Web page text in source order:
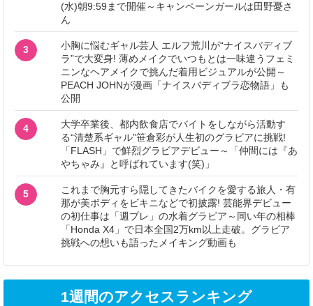
(水)朝9:59まで開催～キャンペーンガールは田野憂さ
ん
3
小胸に悩むギャル芸人 エルフ荒川が“ナイスバディブ
ラ”で大変身! 薄めメイクでいつもとは一味違うフェミ
ニンなヘアメイクで挑んだ着用ビジュアルが公開～
PEACH JOHNが漫画「ナイスバディブラ恋物語」も
公開
4
大学卒業後、都内飲食店でバイトをしながら活動す
る“清楚系ギャル”笹倉彩が人生初のグラビアに挑戦!
「FLASH」で鮮烈グラビアデビュー～「仲間には『あ
やちゃみ』と呼ばれています(笑)」
5
これまで胸元すら隠してきたバイクを愛する旅人・有
那が美ボディをビキニなどで初披露! 芸能界デビュー
の初仕事は「週プレ」の水着グラビア～同い年の相棒
「Honda X4」で日本全国2万km以上走破。グラビア
挑戦への想いも語ったメイキング動画も
1週間のアクセスランキング